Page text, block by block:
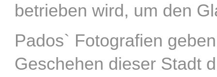
betrieben wird, um den
Pados` Fotografien
Geschehen dieser Stadt